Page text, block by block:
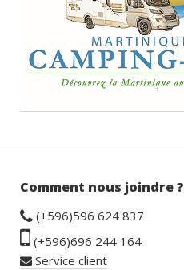
Comment nous joindre ?
(+596)596 624 837
(+596)696 244 164
Service client